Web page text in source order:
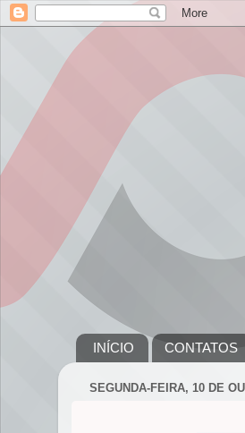
INÍCIO CONTATOS
SEGUNDA-FEIRA, 10 DE